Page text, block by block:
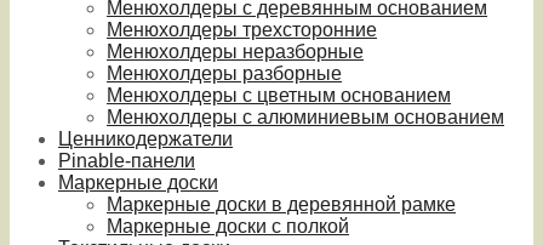
Менюхолдеры с деревянным основанием
Менюхолдеры трехсторонние
Менюхолдеры неразборные
Менюхолдеры разборные
Менюхолдеры с цветным основанием
Менюхолдеры с алюминиевым основанием
Ценникодержатели
Pinable-панели
Маркерные доски
Маркерные доски в деревянной рамке
Маркерные доски с полкой